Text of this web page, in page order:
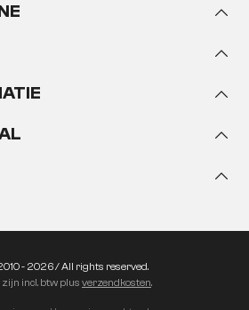
- 2026 / All rights reserved.
incl. btw plus verzendkosten.